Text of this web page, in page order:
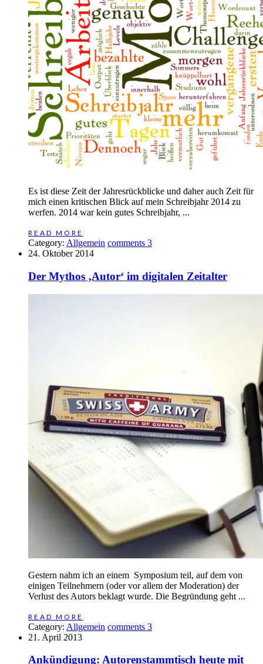
Es ist diese Zeit der Jahresrückblicke und daher auch Zeit für
mich einen kritischen Blick auf mein Schreibjahr 2014 zu
werfen. 2014 war kein gutes Schreibjahr, ...
READ MORE
Category: Allgemein comments 3
24. Oktober 2014
Der Mythos ‚Autor‘ im digitalen Zeitalter
Gestern nahm ich an einem Symposium teil, auf dem von
einigen Teilnehmern (oder vor allem der Moderation) der
Verlust des Autors beklagt wurde. Die Begründung geht ...
READ MORE
Category: Allgemein comments 3
21. April 2013
Ankündigung: Autorenstammtisch heute mit